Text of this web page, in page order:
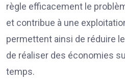
règle efficacement le
et contribue à une
permettent ainsi de réduire
de réaliser des économies
temps.